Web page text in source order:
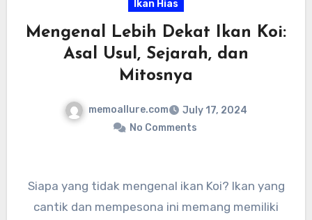
Ikan Hias
Mengenal Lebih Dekat Ikan Koi:
Asal Usul, Sejarah, dan
Mitosnya
memoallure.com
July 17, 2024
No Comments
Siapa yang tidak mengenal ikan Koi? Ikan yang
cantik dan mempesona ini memang memiliki